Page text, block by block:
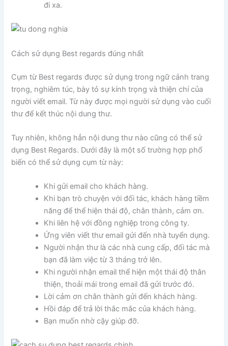
đi xa.
Cách sử dụng Best regards đúng nhất
Cụm từ Best regards được sử dụng trong ngữ cảnh trang
trọng, nghiêm túc, bày tỏ sự kính trọng và thiện chí của
người viết email. Từ này được mọi người sử dụng vào cuối
thư để kết thúc nội dung thư.
Tuy nhiên, không hẳn nội dung thư nào cũng có thể sử
dụng Best Regards. Dưới đây là một số trường hợp phổ
biến có thể sử dụng cụm từ này:
Khi gửi email cho khách hàng.
Khi bạn trò chuyện với đối tác, khách hàng tiềm
năng để thể hiện thái độ, chân thành, cảm ơn.
Khi liên hệ với đồng nghiệp trong công ty.
Ứng viên viết thư email gửi đến nhà tuyển dụng.
Người nhận thư là các nhà cung cấp, đối tác mà
bạn đã làm việc từ 3 tháng trở lên.
Khi người nhận email thể hiện một thái độ thân
thiện, thoải mái trong email đã gửi trước đó.
Lời cảm ơn chân thành gửi đến khách hàng.
Hồi đáp để trả lời thắc mắc của khách hàng.
Bạn muốn nhờ cậy giúp đỡ.